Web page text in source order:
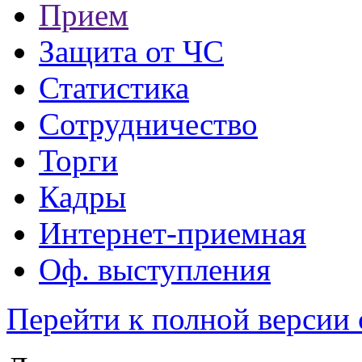
Прием
Защита от ЧС
Статистика
Сотрудничество
Торги
Кадры
Интернет-приемная
Оф. выступления
Перейти к полной версии